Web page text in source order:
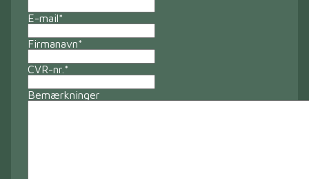
E-mail*
Firmanavn*
CVR-nr. *
Bemærkninger